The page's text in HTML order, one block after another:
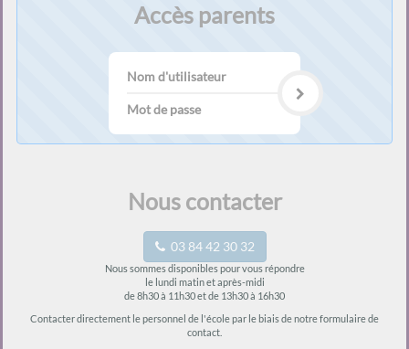
Accès parents
Nom
Mot
passe
Nous contacter
03 84 42 30 32
Nous sommes disponibles pour vous répondre
le lundi matin et après-midi
de 8h30 à 11h30 et de 13h30 à 16h30
Contacter directement le personnel de l'école par le biais de notre formulaire de
contact.